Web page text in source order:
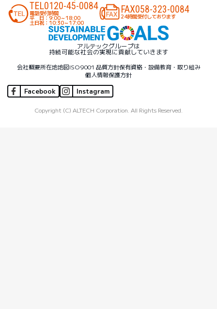
TEL0120-45-0084
電話受付時間
平 日：9:00～18:00
土日祝：10:30～17:00
FAX058-323-0084
24時間受付しております
アルテックグループは
持続可能な社会の実現に貢献していきます
会社概要所在地地図ISO9001 品質方針保有資格・設備教育・取り組み
個人情報保護方針
Facebook Instagram
Copyright (C) ALTECH Corporation. All Rights Reserved.